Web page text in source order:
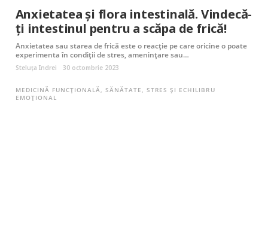
Anxietatea și flora intestinală. Vindecă-
ți intestinul pentru a scăpa de frică!
Anxietatea sau starea de frică este o reacție pe care oricine o poate
experimenta în condiții de stres, amenințare sau…
Steluța Indrei 30 octombrie 2023
MEDICINĂ FUNCȚIONALĂ SĂNĂTATE ,STRES ȘI ECHILIBRU
EMOȚIONAL